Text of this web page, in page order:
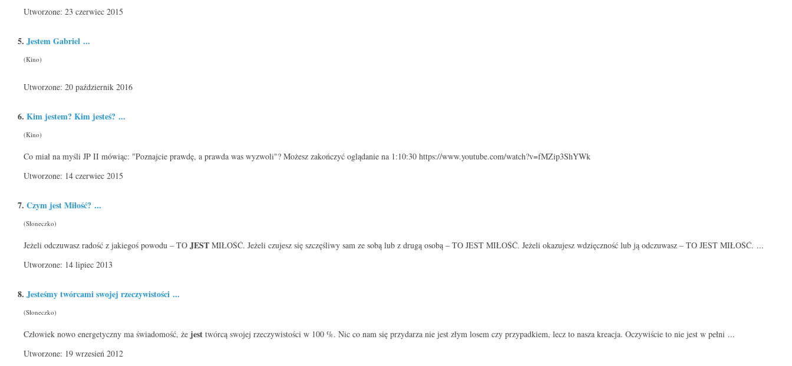
Utworzone: 23 czerwiec 2015
5. Jestem Gabriel ...
(Kino)
Utworzone: 20 październik 2016
6. Kim jestem? Kim jesteś? ...
(Kino)
Co miał na myśli JP II mówiąc: "Poznajcie prawdę, a prawda was wyzwoli"? Możesz zakończyć oglądanie na 1:10:30 https://www.youtube.com/watch?v=fMZip3ShYWk
Utworzone: 14 czerwiec 2015
7. Czym jestMiłość? ...
(Słoneczko)
Jeżeli odczuwasz radość z jakiegoś powodu – TO JEST MIŁOŚĆ. Jeżeli czujesz się szczęśliwy sam ze sobą lub z drugą osobą – TO JEST MIŁOŚĆ. Jeżeli okazujesz wdzięczność lub ją odczuwasz – TO JEST MIŁOŚĆ. ...
Utworzone: 14 lipiec 2013
8. Jesteśmy twórcami swojej rzeczywistości ...
(Słoneczko)
Człowiek nowo energetyczny ma świadomość, że jest twórcą swojej rzeczywistości w 100 %. Nic co nam się przydarza nie jest złym losem czy przypadkiem, lecz to nasza kreacja. Oczywiście to nie jest w pełni ...
Utworzone: 19 wrzesień 2012